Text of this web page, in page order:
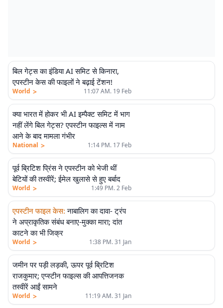
बिल गेट्स का इंडिया AI समिट से किनारा,
एपस्टीन केस की फाइलों ने बढ़ाई टेंशन!
World > 11:07 AM. 19 Feb
क्या भारत में होकर भी AI इम्पैक्ट समिट में भाग
नहीं लेंगे बिल गेट्स? एपस्टीन फाइल्स में नाम
आने के बाद मामला गंभीर
National > 1:14 PM. 17 Feb
पूर्व ब्रिटिश प्रिंस ने एपस्टीन को भेजी थीं
बेटियों की तस्वीरें; ईमेल खुलासे से हुए बर्बाद
World > 1:49 PM. 2 Feb
एपस्टीन फाइल केस: नाबालिग का दावा- ट्रंप
ने अप्राकृतिक संबंध बनाए-मुक्का मारा; दांत
काटने का भी जिक्र
World > 1:38 PM. 31 Jan
जमीन पर पड़ी लड़की, ऊपर पूर्व ब्रिटिश
राजकुमार; एप्स्टीन फाइल्स की आपत्तिजनक
तस्वीरें आईं सामने
World > 11:19 AM. 31 Jan